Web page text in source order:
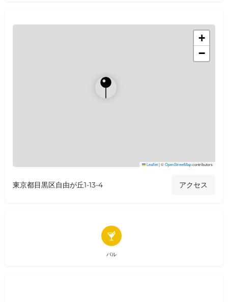
+
−
Leaflet|©OpenStreetMapcontributors
東京都目黒区自由が丘1-13-4 アクセス
バル